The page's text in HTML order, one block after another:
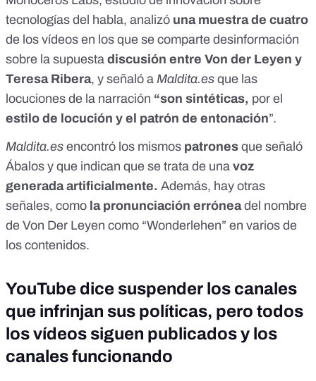
tecnologías del habla, analizó una muestra de cuatro
de los vídeos en los que se comparte desinformación
sobre la supuesta discusión entre Von der Leyen y
Teresa Ribera, y señaló a Maldita.es que las
locuciones de la narración “son sintéticas, por el
estilo de locución y el patrón de entonación”.
Maldita.es encontró los mismos patrones que señaló
Ábalos y que indican que se trata de una voz
generada artificialmente. Además, hay otras
señales, como la pronunciación erróneadel nombre
de Von Der Leyen como “Wonderlehen” en varios de
los contenidos.
YouTube dice suspender los canales
que infrinjan sus políticas, pero todos
los vídeos siguen publicados y los
canales funcionando